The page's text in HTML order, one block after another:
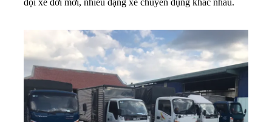
đội xe đời mới, nhiều dạng xe chuyên dụng khác nhau.